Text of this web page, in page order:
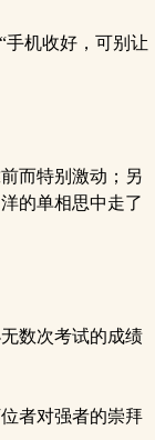
机收好，可别让
而特别激动；另
的单相思中走了
数次考试的成绩
者对强者的崇拜